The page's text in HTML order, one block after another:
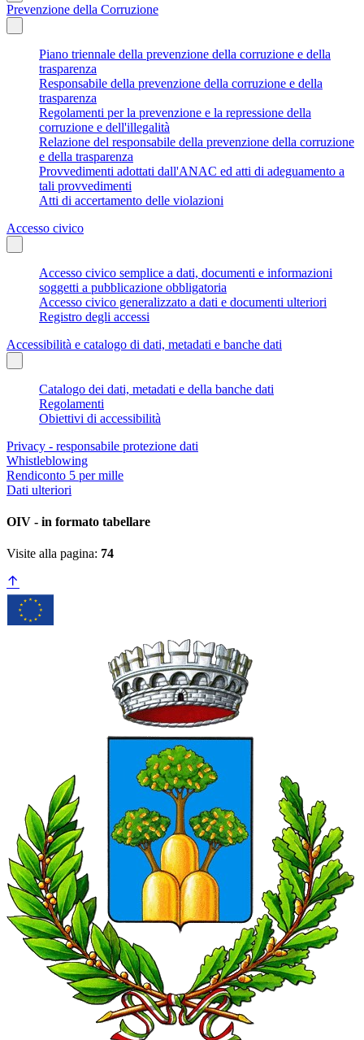
Prevenzione della Corruzione
Piano triennale della prevenzione della corruzione e della
trasparenza
Responsabile della prevenzione della corruzione e della
trasparenza
Regolamenti per la prevenzione e la repressione della
corruzione e dell'illegalità
Relazione del responsabile della prevenzione della corruzione
e della trasparenza
Provvedimenti adottati dall'ANAC ed atti di adeguamento a
tali provvedimenti
Atti di accertamento delle violazioni
Accesso civico
Accesso civico semplice a dati, documenti e informazioni
soggetti a pubblicazione obbligatoria
Accesso civico generalizzato a dati e documenti ulteriori
Registro degli accessi
Accessibilità e catalogo di dati, metadati e banche dati
Catalogo dei dati, metadati e della banche dati
Regolamenti
Obiettivi di accessibilità
Privacy - responsabile protezione dati
Whistleblowing
Rendiconto 5 per mille
Dati ulteriori
OIV - in formato tabellare
Visite alla pagina: 74